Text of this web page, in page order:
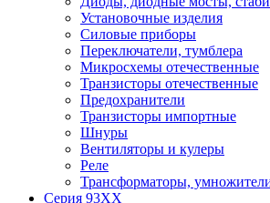
Установочные изделия
Силовые приборы
Переключатели, тумблера
Микросхемы отечественные
Транзисторы отечественные
Предохранители
Транзисторы импортные
Шнуры
Вентиляторы и кулеры
Реле
Трансформаторы,
Серия 93ХХ